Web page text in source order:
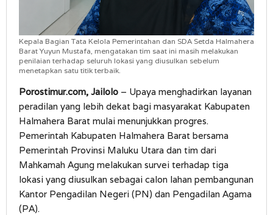
Kepala Bagian Tata Kelola Pemerintahan dan SDA Setda Halmahera
Barat Yuyun Mustafa, mengatakan tim saat ini masih melakukan
penilaian terhadap seluruh lokasi yang diusulkan sebelum
menetapkan satu titik terbaik.
Porostimur.com, Jailolo – Upaya menghadirkan layanan
peradilan yang lebih dekat bagi masyarakat Kabupaten
Halmahera Barat mulai menunjukkan progres.
Pemerintah Kabupaten Halmahera Barat bersama
Pemerintah Provinsi Maluku Utara dan tim dari
Mahkamah Agung melakukan survei terhadap tiga
lokasi yang diusulkan sebagai calon lahan pembangunan
Kantor Pengadilan Negeri (PN) dan Pengadilan Agama
(PA).